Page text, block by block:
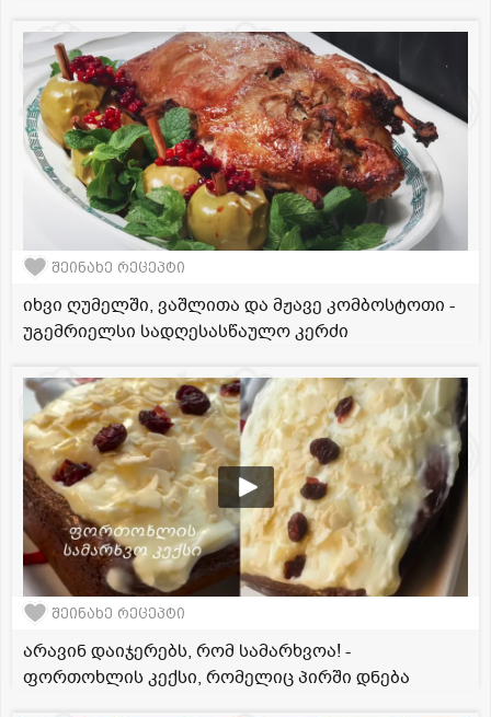
შეინახე რეცეპტი
იხვი ღუმელში, ვაშლითა და მჟავე კომბოსტოთი -
უგემრიელსი სადღესასწაულო კერძი
შეინახე რეცეპტი
არავინ დაიჯერებს, რომ სამარხვოა! -
ფორთოხლის კექსი, რომელიც პირში დნება